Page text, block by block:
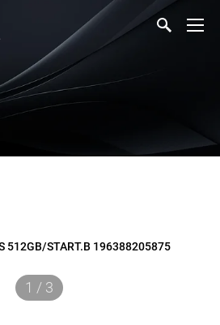
512GB/START.B 196388205875
1 / 3